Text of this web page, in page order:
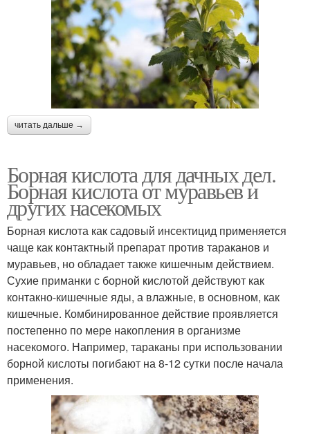
читать дальше →
Борная кислота для дачных дел.
Борная кислота от муравьев и
других насекомых
Борная кислота как садовый инсектицид применяется
чаще как контактный препарат против тараканов и
муравьев, но обладает также кишечным действием.
Сухие приманки с борной кислотой действуют как
контакно-кишечные яды, а влажные, в основном, как
кишечные. Комбинированное действие проявляется
постепенно по мере накопления в организме
насекомого. Например, тараканы при использовании
борной кислоты погибают на 8-12 сутки после начала
применения.